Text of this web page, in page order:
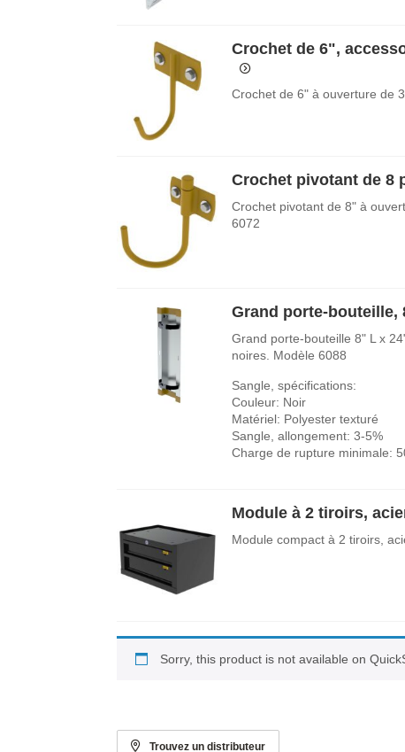
Crochet de 6",
Crochet de 6" à ouverture de
Crochet pivotant de 8
Crochet pivotant de 8" à
6072
Grand porte-bouteille,
Grand porte-bouteille 8" L x
noires. Modèle 6088
Sangle, spécifications:
Couleur: Noir
Matériel: Polyester texturé
Sangle, allongement: 3-5%
Charge de rupture minimale:
Module à 2 tiroirs,
Module compact à 2 tiroirs,
Sorry, this product is not available on
Trouvez un distributeur